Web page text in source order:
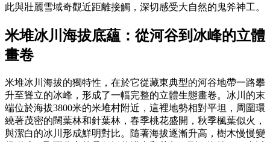
此與壯麗雪域奇觀近距離接觸，深切感受大自然的鬼斧神工。
米堆冰川海拔底蘊：從河谷到冰峰的立體
畫卷
米堆冰川海拔的獨特性，在於它從藏東典型的河谷地帶一路攀
升至聳立的冰峰，形成了一幅完整的立體生態畫卷。冰川的末
端位於海拔3800米的米堆村附近，這裡地勢相對平坦，周圍環
繞著茂密的闊葉林和針葉林，春季桃花盛開，秋季楓葉似火，
與潔白的冰川形成鮮明對比。隨著海拔逐漸升高，樹木慢慢變